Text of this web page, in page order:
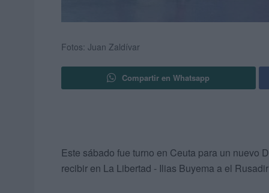
Fotos: Juan Zaldívar
Compartir en Whatsapp
Este sábado fue turno en Ceuta para un nuevo
recibir en La Libertad - Ilias Buyema a el